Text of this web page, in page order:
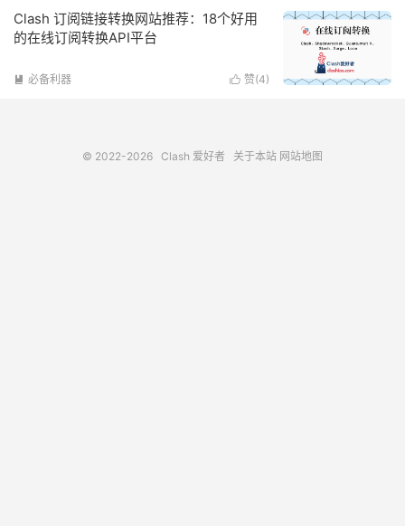
Clash 订阅链接转换网站推荐：18个好用
的在线订阅转换API平台
 赞(4)
 必备利器
© 2022-2026 Clash 爱好者 关于本站 网站地图